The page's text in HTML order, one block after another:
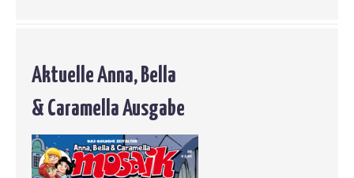
Aktuelle Anna, Bella
& Caramella Ausgabe